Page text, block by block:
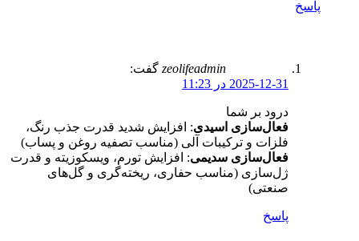
پاسخ
zeolifeadmin گفت:
2025-12-31 در 11:23
درود بر شما
فعال‌سازی اسیدی: افزایش شدید قدرت جذب رنگ،
فلزات و ترکیبات آلی (مناسب تصفیه روغن و پساب)
فعال‌سازی سدیمی: افزایش تورم، ویسکوزیته و قدرت
ژل‌سازی (مناسب حفاری، ریخته‌گری و گل‌های
صنعتی)
پاسخ